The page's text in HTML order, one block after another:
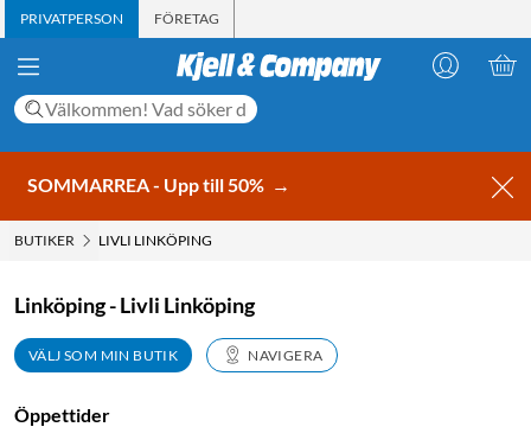
PRIVATPERSON FÖRETAG
SOMMARREA - Upp till 50% →
BUTIKER LIVLI LINKÖPING
Linköping - Livli Linköping
VÄLJ SOM MIN BUTIK NAVIGERA
Öppettider